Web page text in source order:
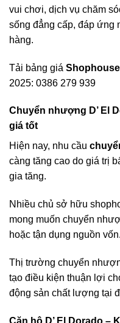
vui chơi, dịch vụ chăm
sống đẳng cấp, đáp ứng
hàng.
Tải bảng giá Shophouse
2025: 0386 279 939
Chuyển nhượng D’ El
giá tốt
Hiện nay, nhu cầu
càng tăng cao do giá trị
gia tăng.
Nhiều chủ sở hữu
mong muốn chuyển
hoặc tận dụng nguồn vốn.
Thị trường chuyển
tạo điều kiện thuận lợi
động sản chất lượng tại
Căn hộ D’ El Dorado –